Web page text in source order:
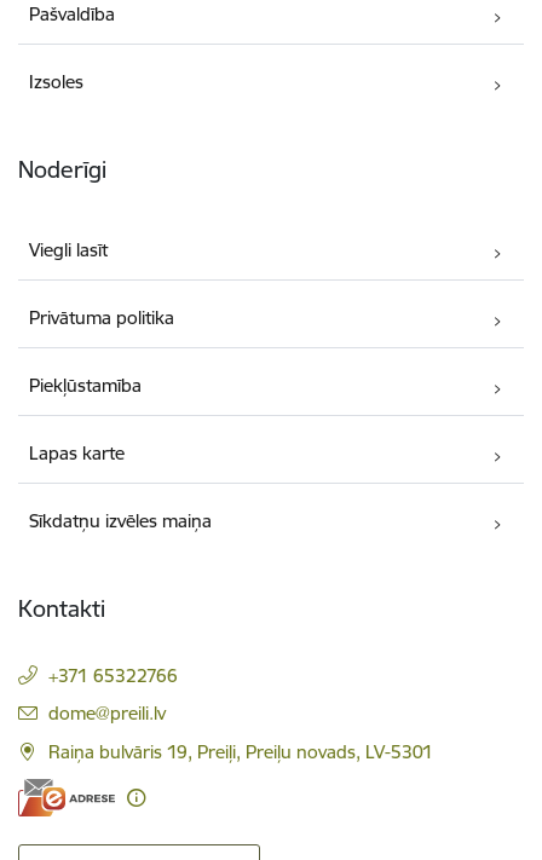
Pašvaldība
Izsoles
Noderīgi
Viegli lasīt
Privātuma politika
Piekļūstamība
Lapas karte
Sīkdatņu izvēles maiņa
Kontakti
+371 65322766
E-pasts:
dome@preili.lv
Raiņa bulvāris 19, Preiļi, Preiļu novads, LV-5301